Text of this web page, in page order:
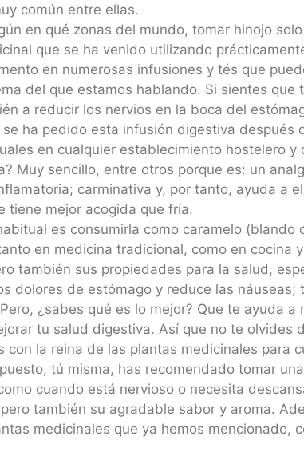
común entre ellas.
en qué zonas del mundo, tomar hinojo
que se ha venido utilizando
en numerosas infusiones y tés que
del que estamos hablando. Si sientes
a reducir los nervios en la boca del
se ha pedido esta infusión digestiva
en cualquier establecimiento hostelero
Muy sencillo, entre otros porque es: un
carminativa y, por tanto, ayuda a
tiene mejor acogida que fría.
es consumirla como caramelo
en medicina tradicional, como en cocina
también sus propiedades para la salud,
dolores de estómago y reduce las
¿sabes qué es lo mejor? Que te ayuda
tu salud digestiva. Así que no te olvides
con la reina de las plantas medicinales
tú misma, has recomendado tomar
cuando está nervioso o necesita
también su agradable sabor y aroma.
medicinales que ya hemos mencionado,